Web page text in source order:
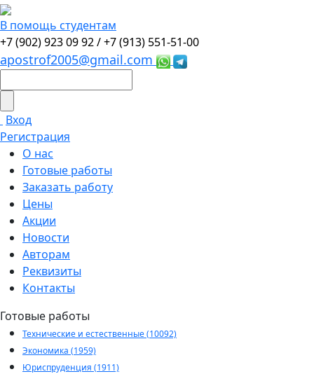
В помощь студентам
+7 (902) 923 09 92 /+7 (913) 551-51-00
apostrof2005@gmail.com
Вход
Регистрация
О нас
Готовые работы
Заказать работу
Цены
Акции
Новости
Авторам
Реквизиты
Контакты
Готовые работы
Технические и естественные (10092)
Экономика (1959)
Юриспруденция (1911)